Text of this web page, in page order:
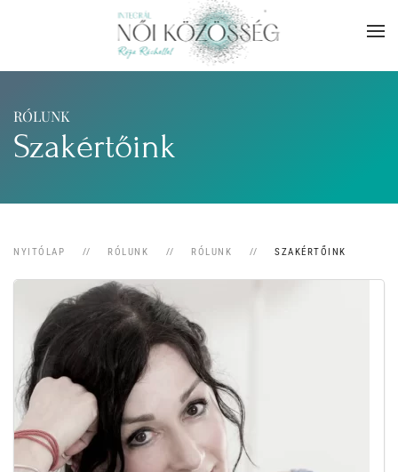
Skip to main content
RÓLUNK
Szakértőink
NYITÓLAP RÓLUNK RÓLUNK SZAKÉRTŐINK